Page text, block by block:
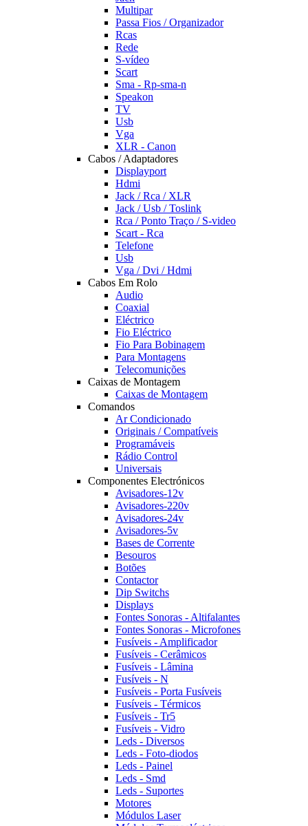
Multipar
Passa Fios / Organizador
Rcas
Rede
S-vídeo
Scart
Sma - Rp-sma-n
Speakon
TV
Usb
Vga
XLR - Canon
Cabos / Adaptadores
Displayport
Hdmi
Jack / Rca / XLR
Jack / Usb / Toslink
Rca / Ponto Traço / S-video
Scart - Rca
Telefone
Usb
Vga / Dvi / Hdmi
Cabos Em Rolo
Audio
Coaxial
Eléctrico
Fio Eléctrico
Fio Para Bobinagem
Para Montagens
Telecomunições
Caixas de Montagem
Caixas de Montagem
Comandos
Ar Condicionado
Originais / Compatíveis
Programáveis
Rádio Control
Universais
Componentes Electrónicos
Avisadores-12v
Avisadores-220v
Avisadores-24v
Avisadores-5v
Bases de Corrente
Besouros
Botões
Contactor
Dip Switchs
Displays
Fontes Sonoras - Altifalantes
Fontes Sonoras - Microfones
Fusíveis - Amplificador
Fusíveis - Cerâmicos
Fusíveis - Lâmina
Fusíveis - N
Fusíveis - Porta Fusíveis
Fusíveis - Térmicos
Fusíveis - Tr5
Fusíveis - Vidro
Leds - Diversos
Leds - Foto-diodos
Leds - Painel
Leds - Smd
Leds - Suportes
Motores
Módulos Laser